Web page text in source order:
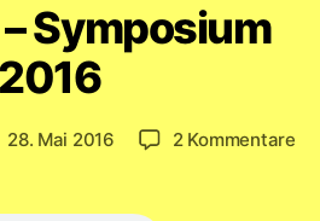
Symposium
2016
28. Mai 2016 2 Kommentarezu